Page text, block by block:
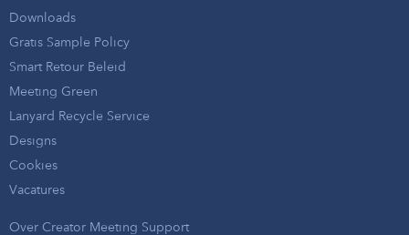
Downloads
Gratis Sample Policy
Smart Retour Beleid
Meeting Green
Lanyard Recycle Service
Designs
Cookies
Vacatures
Over Creator Meeting Support